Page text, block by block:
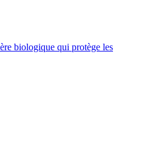
biologique qui protège les